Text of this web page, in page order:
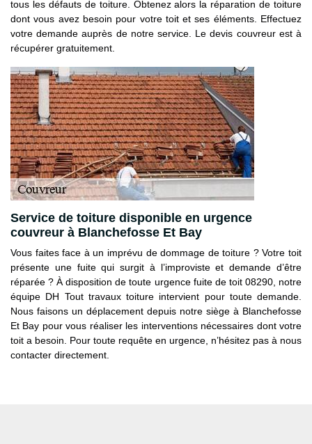
tous les défauts de toiture. Obtenez alors la réparation de toiture
dont vous avez besoin pour votre toit et ses éléments. Effectuez
votre demande auprès de notre service. Le devis couvreur est à
récupérer gratuitement.
Service de toiture disponible en urgence
couvreur à Blanchefosse Et Bay
Vous faites face à un imprévu de dommage de toiture ? Votre toit
présente une fuite qui surgit à l’improviste et demande d’être
réparée ? À disposition de toute urgence fuite de toit 08290, notre
équipe DH Tout travaux toiture intervient pour toute demande.
Nous faisons un déplacement depuis notre siège à Blanchefosse
Et Bay pour vous réaliser les interventions nécessaires dont votre
toit a besoin. Pour toute requête en urgence, n’hésitez pas à nous
contacter directement.